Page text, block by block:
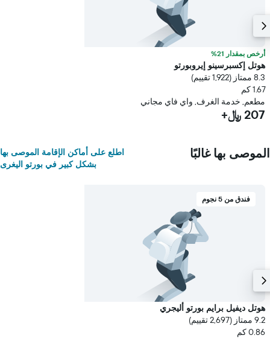
أرخص بمقدار 21%
هوتل إكسبرسينو إيروبورتو
8.3 ممتاز (1,922 تقييم)
1.67 كم
مطعم, خدمة الغرف, واي فاي مجاني
207 ﷼+
الموصى بها غالبًا
اطلع على أماكن الإقامة الموصى بها
بشكل كبير في بورتو اليغرى
فندق من 5 نجوم
هوتل ديفيل برايم بورتو أليجري
9.2 ممتاز (2,697 تقييم)
0.86 كم